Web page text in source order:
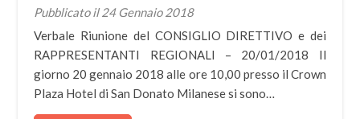
Pubblicato il 24 Gennaio 2018
Verbale Riunione del CONSIGLIO DIRETTIVO e dei
RAPPRESENTANTI REGIONALI – 20/01/2018 Il
giorno 20 gennaio 2018 alle ore 10,00 presso il Crown
Plaza Hotel di San Donato Milanese si sono…